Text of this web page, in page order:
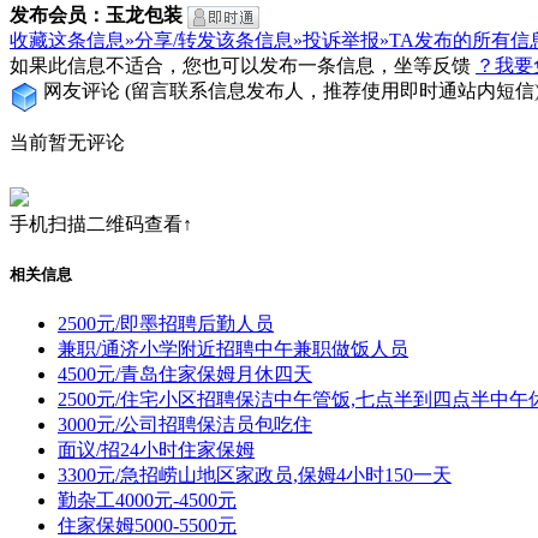
发布会员：玉龙包装
收藏这条信息»分享/转发该条信息»投诉举报»TA发布的所有信
如果此信息不适合，您也可以发布一条信息，坐等反馈 ？我
网友评论 (留言联系信息发布人，推荐使用即时通站内短信
当前暂无评论
手机扫描二维码查看↑
相关信息
2500元/即墨招聘后勤人员
兼职/通济小学附近招聘中午兼职做饭人员
4500元/青岛住家保姆月休四天
2500元/住宅小区招聘保洁中午管饭,七点半到四点半中午
3000元/公司招聘保洁员包吃住
面议/招24小时住家保姆
3300元/急招崂山地区家政员,保姆4小时150一天
勤杂工4000元-4500元
住家保姆5000-5500元